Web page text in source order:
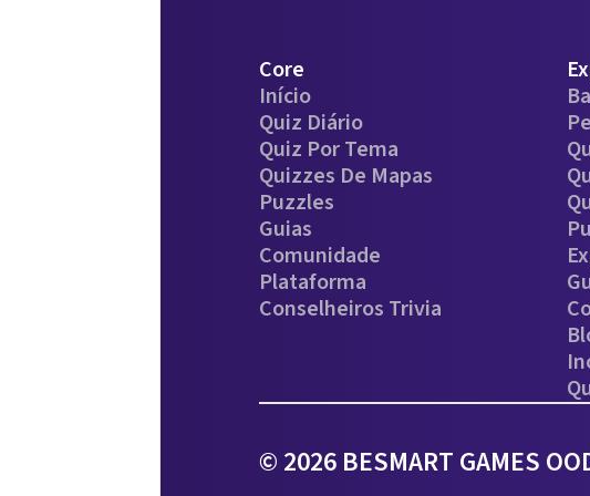
Core
Início
Quiz Diário
Quiz Por Tema
Quizzes De Mapas
Puzzles
Guias
Comunidade
Plataforma
Conselheiros Trivia
© 2026 BESMART GAMES